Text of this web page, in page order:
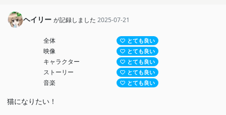
ヘイリー が記録しました 2025-07-21
全体 とても良い
映像 とても良い
キャラクター とても良い
ストーリー とても良い
音楽 とても良い
猫になりたい！